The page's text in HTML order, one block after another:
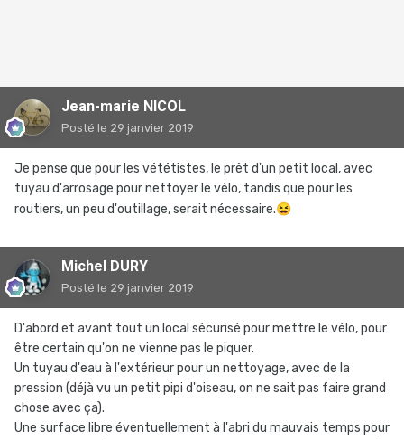
Jean-marie NICOL
Posté le 29 janvier 2019
Je pense que pour les vététistes, le prêt d'un petit local, avec
tuyau d'arrosage pour nettoyer le vélo, tandis que pour les
routiers, un peu d'outillage, serait nécessaire.😆
Michel DURY
Posté le 29 janvier 2019
D'abord et avant tout un local sécurisé pour mettre le vélo, pour
être certain qu'on ne vienne pas le piquer.
Un tuyau d'eau à l'extérieur pour un nettoyage, avec de la
pression (déjà vu un petit pipi d'oiseau, on ne sait pas faire grand
chose avec ça).
Une surface libre éventuellement à l'abri du mauvais temps pour